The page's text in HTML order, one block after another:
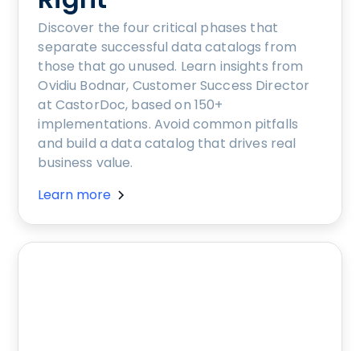
Discover the four critical phases that
separate successful data catalogs from
those that go unused. Learn insights from
Ovidiu Bodnar, Customer Success Director
at CastorDoc, based on 150+
implementations. Avoid common pitfalls
and build a data catalog that drives real
business value.
Learn more